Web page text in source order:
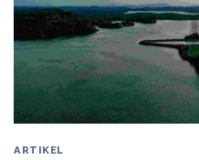
ARTIKEL